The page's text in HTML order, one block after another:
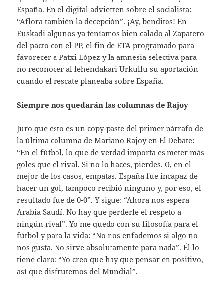
España. En el digital advierten sobre el socialista:
“Aflora también la decepción”. ¡Ay, benditos! En
Euskadi algunos ya teníamos bien calado al Zapatero
del pacto con el PP, el fin de ETA programado para
favorecer a Patxi López y la amnesia selectiva para
no reconocer al lehendakari Urkullu su aportación
cuando el rescate planeaba sobre España.
Siempre nos quedarán las columnas de Rajoy
Juro que esto es un copy-paste del primer párrafo de
la última columna de Mariano Rajoy en El Debate:
“En el fútbol, lo que de verdad importa es meter más
goles que el rival. Si no lo haces, pierdes. O, en el
mejor de los casos, empatas. España fue incapaz de
hacer un gol, tampoco recibió ninguno y, por eso, el
resultado fue de 0-0”. Y sigue: “Ahora nos espera
Arabia Saudí. No hay que perderle el respeto a
ningún rival”. Yo me quedo con su filosofía para el
fútbol y para la vida: “No nos enfademos si algo no
nos gusta. No sirve absolutamente para nada”. Él lo
tiene claro: “Yo creo que hay que pensar en positivo,
así que disfrutemos del Mundial”.